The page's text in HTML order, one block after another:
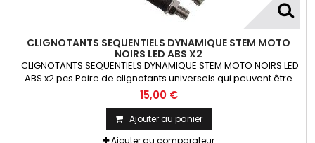
CLIGNOTANTS SEQUENTIELS DYNAMIQUE STEM MOTO
NOIRS LED ABS X2
CLIGNOTANTS SEQUENTIELS DYNAMIQUE STEM MOTO NOIRS LED
ABS x2 pcs Paire de clignotants universels qui peuvent être
adaptables sur toutes motos ou scooters
15,00 €
Ajouter au panier
Ajouter au comparateur